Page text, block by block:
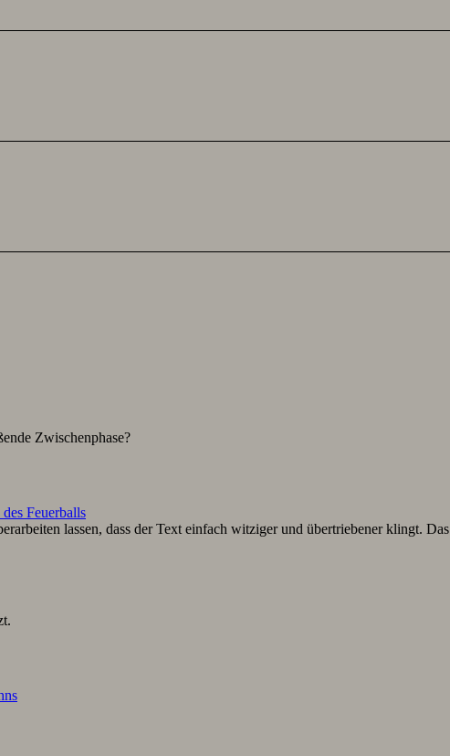
Zwischenphase?
Feuerballs
lassen, dass der Text einfach witziger und übertriebener klingt. Das